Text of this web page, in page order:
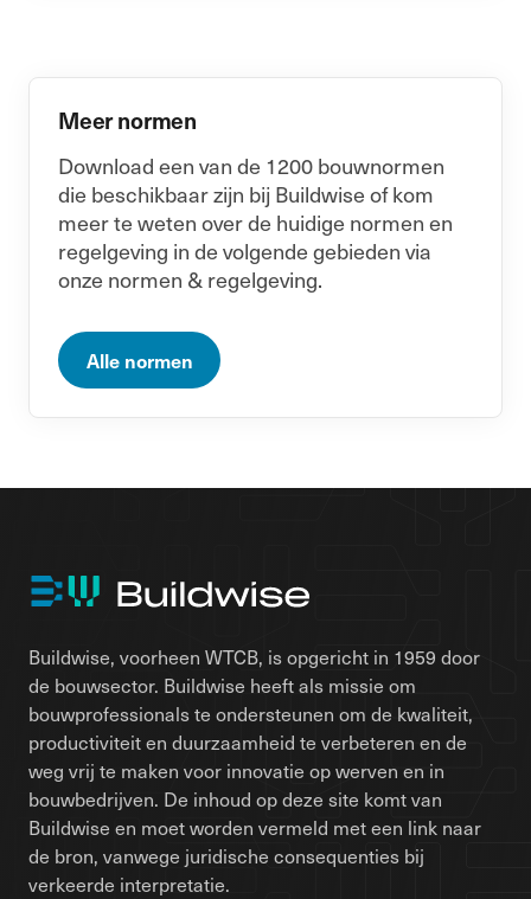
Meer normen
Download een van de 1200 bouwnormen
die beschikbaar zijn bij Buildwise of kom
meer te weten over de huidige normen en
regelgeving in de volgende gebieden via
onze normen & regelgeving.
Alle normen
Buildwise, voorheen WTCB, is opgericht in 1959 door
de bouwsector. Buildwise heeft als missie om
bouwprofessionals te ondersteunen om de kwaliteit,
productiviteit en duurzaamheid te verbeteren en de
weg vrij te maken voor innovatie op werven en in
bouwbedrijven. De inhoud op deze site komt van
Buildwise en moet worden vermeld met een link naar
de bron, vanwege juridische consequenties bij
verkeerde interpretatie.